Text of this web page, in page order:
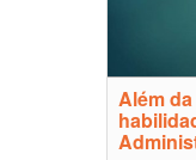
Além